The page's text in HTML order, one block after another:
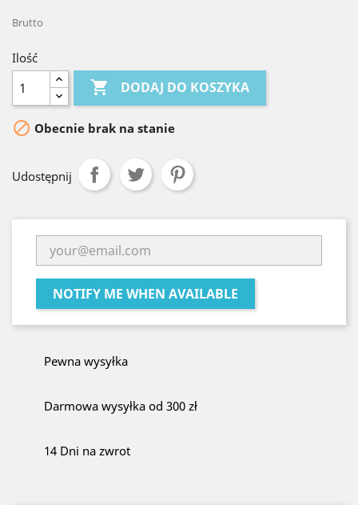
Brutto
Ilość
 DODAJ DO KOSZYKA
 Obecnie brak na stanie
Udostępnij
NOTIFY ME WHEN AVAILABLE
Pewna wysyłka
Darmowa wysyłka od 300 zł
14 Dni na zwrot